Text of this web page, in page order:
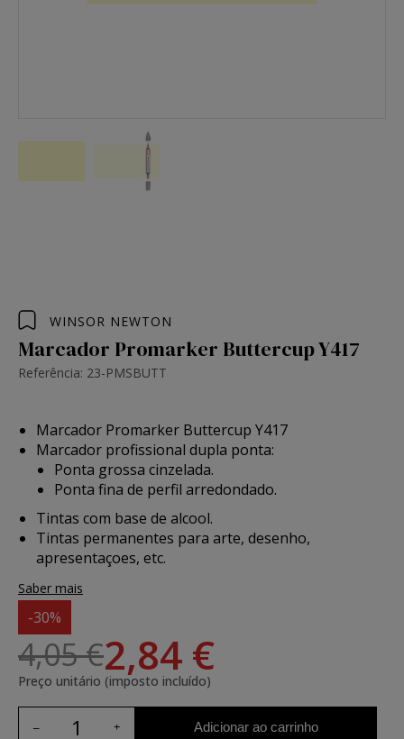
WINSOR NEWTON
Marcador Promarker Buttercup Y417
Referência: 23-PMSBUTT
Marcador Promarker Buttercup Y417
Marcador profissional dupla ponta:
Ponta grossa cinzelada.
Ponta fina de perfil arredondado.
Tintas com base de alcool.
Tintas permanentes para arte, desenho,
apresentaçoes, etc.
Saber mais
-30%
4,05 €2,84 €
Preço unitário (imposto incluído)
Adicionar ao carrinho